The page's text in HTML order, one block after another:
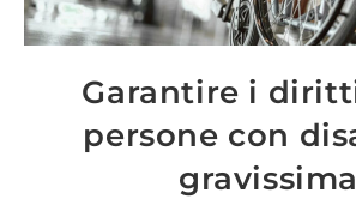
Garantire i
persone con
gravissima